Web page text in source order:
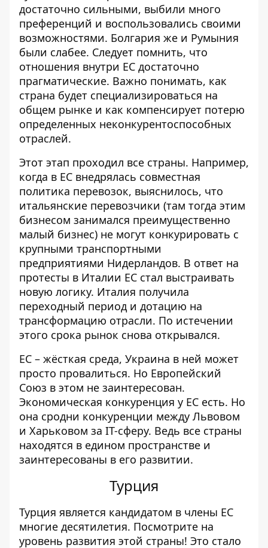
достаточно сильными, выбили много
преференций и воспользовались своими
возможностями. Болгария же и Румыния
были слабее. Следует помнить, что
отношения внутри ЕС достаточно
прагматические. Важно понимать, как
страна будет специализироваться на
общем рынке и как компенсирует потерю
определенных неконкурентоспособных
отраслей.
Этот этап проходил все страны. Например,
когда в ЕС внедрялась совместная
политика перевозок, выяснилось, что
итальянские перевозчики (там тогда этим
бизнесом занимался преимущественно
малый бизнес) не могут конкурировать с
крупными транспортными
предприятиями Нидерландов. В ответ на
протесты в Италии ЕС стал выстраивать
новую логику. Италия получила
переходный период и дотацию на
трансформацию отрасли. По истечении
этого срока рынок снова открывался.
ЕС – жёсткая среда, Украина в ней может
просто провалиться. Но Европейский
Союз в этом не заинтересован.
Экономическая конкуренция у ЕС есть. Но
она сродни конкуренции между Львовом
и Харьковом за IT-сферу. Ведь все страны
находятся в едином пространстве и
заинтересованы в его развитии.
Турция
Турция является кандидатом в члены ЕС
многие десятилетия. Посмотрите на
уровень развития этой страны! Это стало